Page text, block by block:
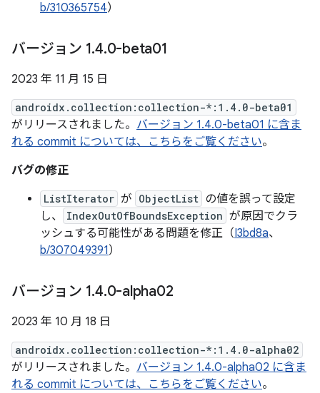
b/310365754）
バージョン 1.4.0-beta01
2023 年 11 月 15 日
androidx.collection:collection-*:1.4.0-beta01
がリリースされました。 バージョン 1.4.0-beta01 に含ま
れる commit については、こちらをご覧ください。
バグの修正
ListIterator が ObjectList の値を誤って設定
し、
IndexOutOfBoundsException が原因でクラ
ッシュする可能性がある問題を修正（I3bd8a、
b/307049391）
バージョン 1.4.0-alpha02
2023 年 10 月 18 日
androidx.collection:collection-*:1.4.0-alpha02
がリリースされました。 バージョン 1.4.0-alpha02 に含ま
れる commit については、こちらをご覧ください。